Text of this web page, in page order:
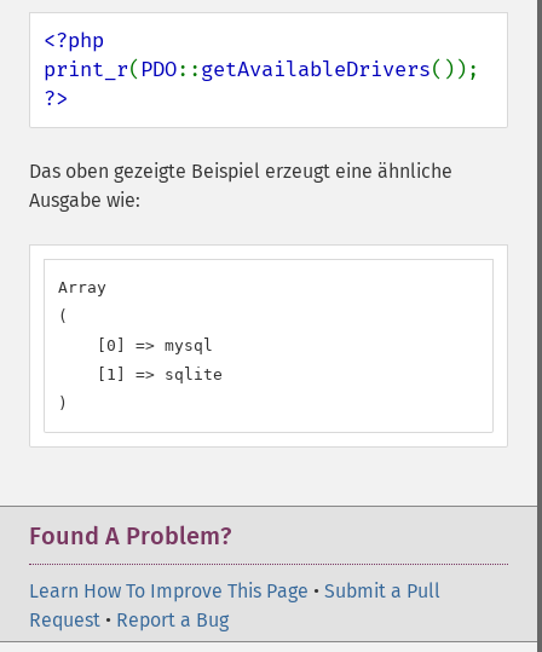
<?php
print_r( PDO::getAvailableDrivers
?>
Das oben gezeigte Beispiel erzeugt eine ähnliche
Ausgabe wie:
Array
(
    [0] => mysql
    [1] => sqlite
)
Found A Problem?
Learn How To Improve This Page • Submit a Pull
Request • Report a Bug